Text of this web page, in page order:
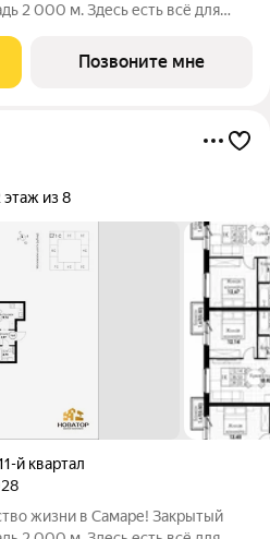
для
озеленение Безопасность на
Позвоните мне
этаж из 8
й квартал
жизни в Самаре! Закрытый